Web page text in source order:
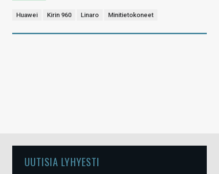
Huawei Kirin 960 Linaro Minitietokoneet
UUTISIA LYHYESTI